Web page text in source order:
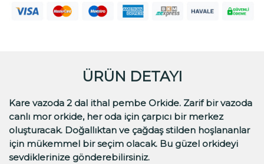
ÜRÜN DETAYI
Kare vazoda 2 dal ithal pembe Orkide. Zarif bir vazoda
canlı mor orkide, her oda için çarpıcı bir merkez
oluşturacak. Doğallıktan ve çağdaş stilden hoşlananlar
için mükemmel bir seçim olacak. Bu güzel orkideyi
sevdiklerinize gönderebilirsiniz.